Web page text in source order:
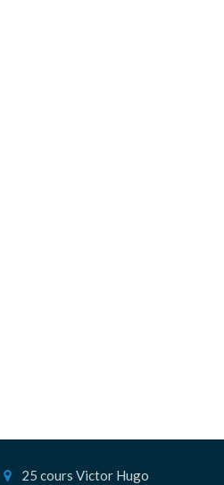
25 cours Victor Hugo